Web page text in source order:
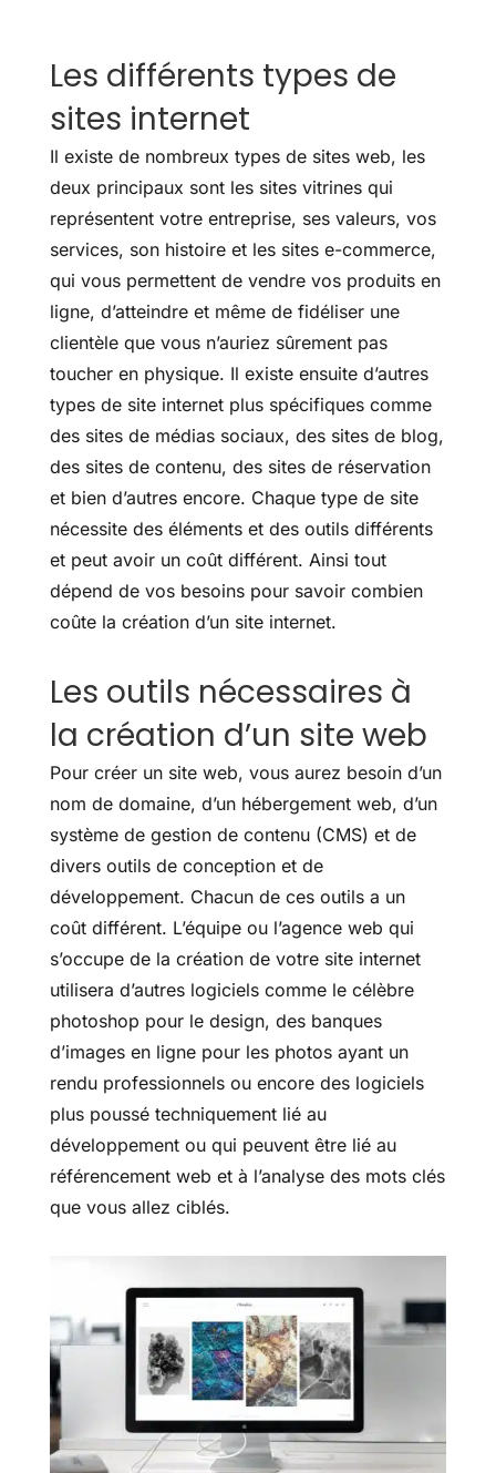
Les différents types de
sites internet
Il existe de nombreux types de sites web, les
deux principaux sont les sites vitrines qui
représentent votre entreprise, ses valeurs, vos
services, son histoire et les sites e-commerce,
qui vous permettent de vendre vos produits en
ligne, d’atteindre et même de fidéliser une
clientèle que vous n’auriez sûrement pas
toucher en physique. Il existe ensuite d’autres
types de site internet plus spécifiques comme
des sites de médias sociaux, des sites de blog,
des sites de contenu, des sites de réservation
et bien d’autres encore. Chaque type de site
nécessite des éléments et des outils différents
et peut avoir un coût différent. Ainsi tout
dépend de vos besoins pour savoir combien
coûte la création d’un site internet.
Les outils nécessaires à
la création d’un site web
Pour créer un site web, vous aurez besoin d’un
nom de domaine, d’un hébergement web, d’un
système de gestion de contenu (CMS) et de
divers outils de conception et de
développement. Chacun de ces outils a un
coût différent. L’équipe ou l’agence web qui
s’occupe de la création de votre site internet
utilisera d’autres logiciels comme le célèbre
photoshop pour le design, des banques
d’images en ligne pour les photos ayant un
rendu professionnels ou encore des logiciels
plus poussé techniquement lié au
développement ou qui peuvent être lié au
référencement web et à l’analyse des mots clés
que vous allez ciblés.